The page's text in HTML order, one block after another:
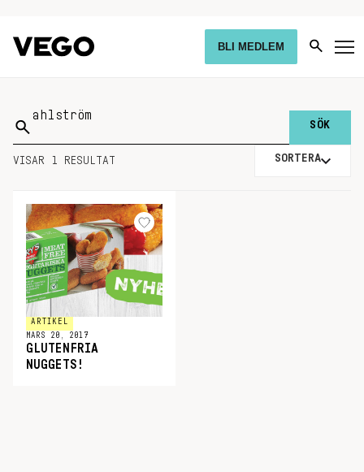
BLI MEDLEM
Sök
på:
VISAR 1 RESULTAT SORTERA
ARTIKEL
MARS 20, 2017
GLUTENFRIA
NUGGETS!